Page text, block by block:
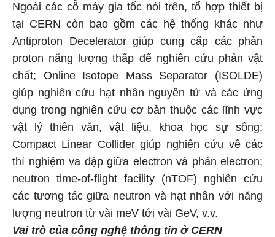
Ngoài các cỗ máy gia tốc nói trên, tổ hợp thiết bị
tại CERN còn bao gồm các hệ thống khác như
Antiproton Decelerator giúp cung cấp các phản
proton năng lượng thấp để nghiên cứu phản vật
chất; Online Isotope Mass Separator (ISOLDE)
giúp nghiên cứu hạt nhân nguyên tử và các ứng
dụng trong nghiên cứu cơ bản thuộc các lĩnh vực
vật lý thiên văn, vật liệu, khoa học sự sống;
Compact Linear Collider giúp nghiên cứu về các
thí nghiệm va đập giữa electron và phản electron;
neutron time-of-flight facility (nTOF) nghiên cứu
các tương tác giữa neutron và hạt nhân với năng
lượng neutron từ vài meV tới vài GeV, v.v.
Vai trò của công nghệ thông tin ở CERN